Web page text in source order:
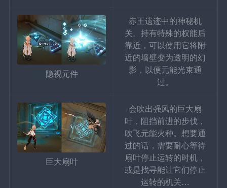
隐视元件
赤王遗迹中的神秘机
关。持有特殊的权能后
靠近，可以使用它将附
近的墙壁变为透明的幻
影，以便元能光束通
过。
巨大扇叶
会吹出强风的巨大扇
叶，阻挡前进的步伐，
吹飞元能火种。想要通
过的话，需要耐心等待
扇叶停止运转的时机，
或是找寻能让它们停止
运转的机关…